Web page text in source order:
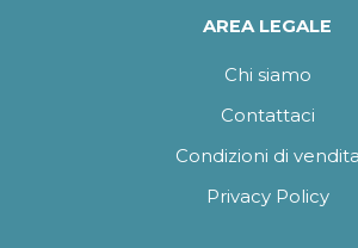
AREA LEGALE
Chi siamo
Contattaci
Condizioni di vendita
Privacy Policy